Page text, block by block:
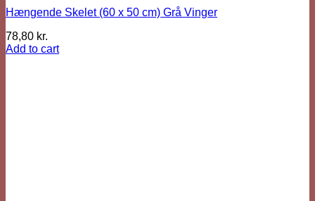
Hængende Skelet (60 x 50 cm) Grå Vinger
78,80 kr.
Add to cart